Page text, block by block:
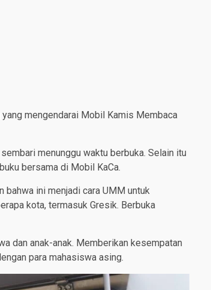
mengendarai Mobil Kamis Membaca
menunggu waktu berbuka. Selain itu
bersama di Mobil KaCa.
bahwa ini menjadi cara UMM untuk
kota, termasuk Gresik. Berbuka
dan anak-anak. Memberikan kesempatan
para mahasiswa asing.